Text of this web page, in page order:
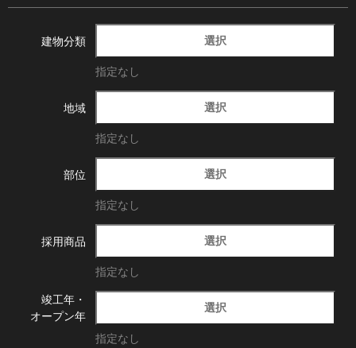
建物分類 選択
指定なし
地域 選択
指定なし
部位 選択
指定なし
採用商品 選択
指定なし
竣工年・
オープン年
選択
指定なし